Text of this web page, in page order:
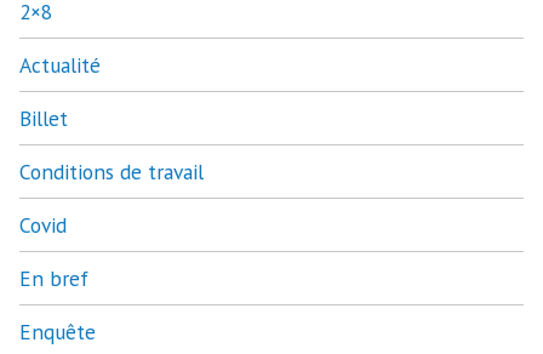
2×8
Actualité
Billet
Conditions de travail
Covid
En bref
Enquête